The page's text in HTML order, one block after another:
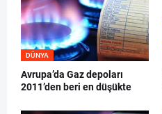
DÜNYA
Avrupa’da Gaz depoları
2011’den beri en düşükte